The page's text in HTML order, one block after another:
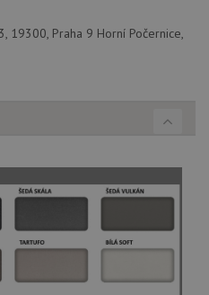
19300, Praha 9 Horní Počernice,
Výkonové soubory
Funkční soubory
soubory
umožňují základní